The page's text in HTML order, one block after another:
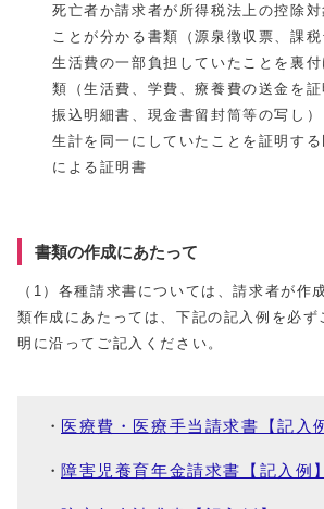
死亡者か請求者が所得税法上の控除
ことが分かる書類（源泉徴収票、課税
生活費の一部負担していたことを裏
類（生活費、学費、療養費の送金を証
振込明細書、現金書留封筒等の写し）
生計を同一にしていたことを証明す
による証明書
書類の作成にあたって
（1）各種請求書については、請求者が作
類作成にあたっては、下記の記入例を必ず
明に沿ってご記入ください。
医療費・医療手当請求書【記入
障害児養育年金請求書【記入例】